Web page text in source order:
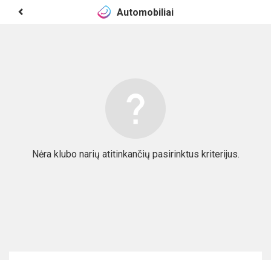
Automobiliai
Nėra klubo narių atitinkančių pasirinktus kriterijus.